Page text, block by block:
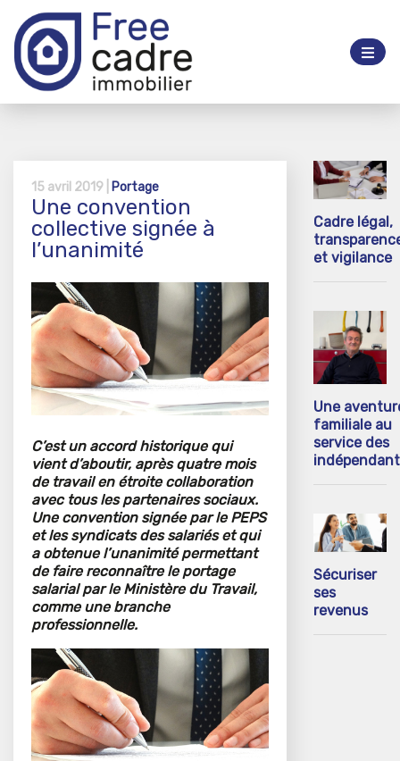
15 avril 2019 | Portage
Une convention
collective signée à
l’unanimité
C’est un accord historique qui
vient d’aboutir, après quatre mois
de travail en étroite collaboration
avec tous les partenaires sociaux.
Une convention signée par le PEPS
et les syndicats des salariés et qui
a obtenue l’unanimité permettant
de faire reconnaître le portage
salarial par le Ministère du Travail,
comme une branche
professionnelle.
Cadre légal,
et vigilance
Une
familiale au
service des
Sécuriser
ses
revenus